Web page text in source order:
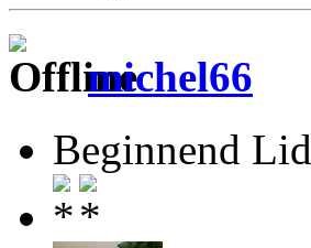
michel66
Beginnend Lid